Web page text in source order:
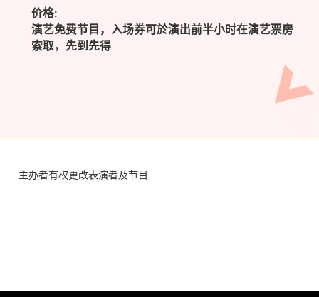
价格:
演艺免费节目，入场券可於演出前半小时在演艺票房
索取，先到先得
主办者有权更改表演者及节目